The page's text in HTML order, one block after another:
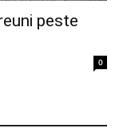
peste
0